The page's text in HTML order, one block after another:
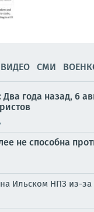
ВИДЕО СМИ
года назад, 6
не способна
Ильском НПЗ из-